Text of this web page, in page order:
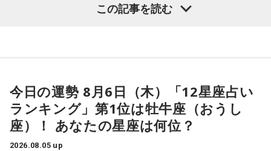
◆古着トークで大盛り上がり
一方のゆとりくんも「メルカリディグが超好き」と笑いなが
ら語り、ヴィンテージロックTシャツは真贋判定をしてもらっ
て購入していることなど、こだわりを紹介しました。
厳しい冬があるからこそ、春の訪れは格別です。海や湖を覆
いても話題は及びます。森下さんは、サウナは「リラックス
したいときに利用する身近な存在」だと説明します。かつて
は「裸になっていると嘘がつけない」という考え方から、政
治や仕事の重要な話し合いがサウナでおこなわれることもあ
ったと、その文化的な背景を紹介しました。
この記事を読む
今日の運勢 8月6日（木）「12星座占い
ランキング」第1位は牡牛座（おうし
座）！ あなたの星座は何位？
2026.08.05 up